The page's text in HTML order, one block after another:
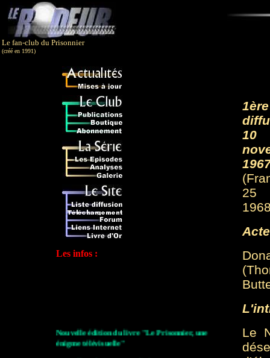
Le fan-club du Prisonnier
(créé en 1991)
Les infos :
Nouvelle édition du livre "Le Prisonnier, une
énigme télévisuelle"
1ère
10
25
Le